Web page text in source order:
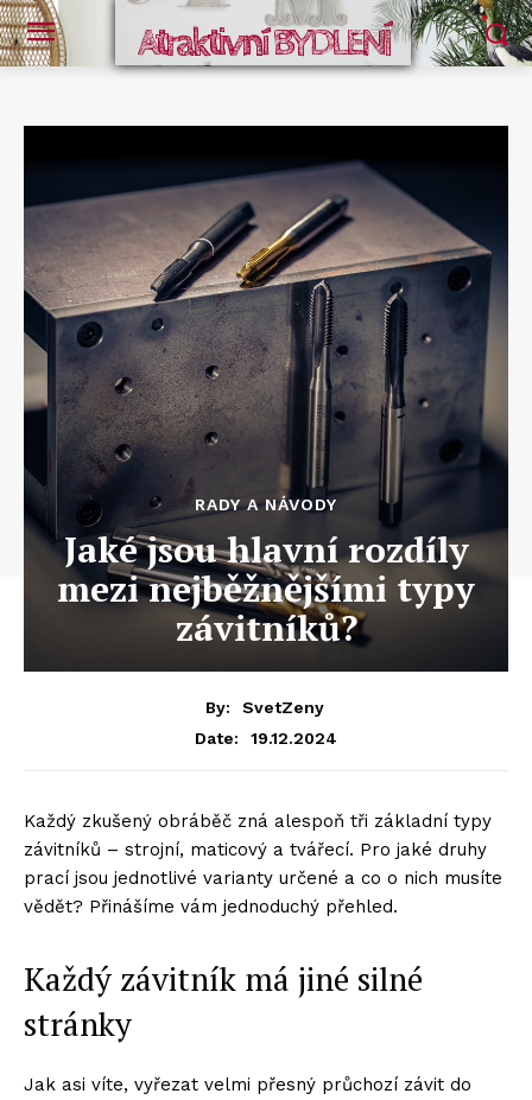
Atraktivní BYDLENÍ
RADY A NÁVODY
Jaké jsou hlavní rozdíly
mezi nejběžnějšími typy
závitníků?
By:
SvetZeny
Date:
19.12.2024
Každý zkušený obráběč zná alespoň tři základní typy
závitníků – strojní, maticový a tvářecí. Pro jaké druhy
prací jsou jednotlivé varianty určené a co o nich musíte
vědět? Přinášíme vám jednoduchý přehled.
Každý závitník má jiné silné
stránky
Jak asi víte, vyřezat velmi přesný průchozí závit do